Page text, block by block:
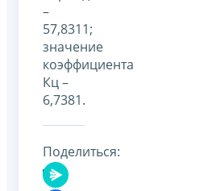
–
57,8311;
значение
коэффициента
Кц –
6,7381.
Поделиться: